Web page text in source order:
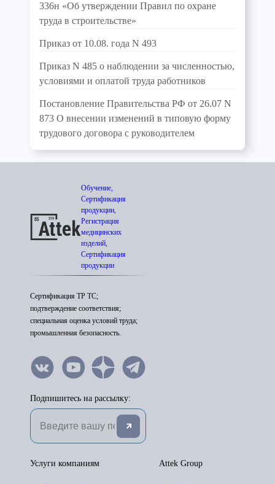
336н «Об утверждении Правил по охране
труда в строительстве»
Приказ от 10.08. года N 493
Приказ N 485 о наблюдении за численностью,
условиями и оплатой труда работников
Постановление Правительства РФ от 26.07 N
873 О внесении изменений в типовую форму
трудового договора с руководителем
Обучение,
Сертификация
продукции,
Регистрация
медицинских
изделий,
Сертификация
продукции
Сертификация ТР ТС;
подтверждение соответствия;
специальная оценка условий труда;
промышленная безопасность.
Подпишитесь на рассылку:
Attek Group
Услуги компаниям